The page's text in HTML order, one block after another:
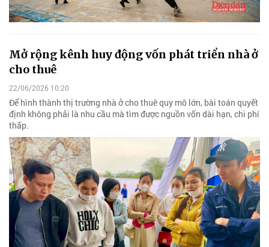
Mở rộng kênh huy động vốn phát triển nhà ở
cho thuê
22/06/2026 10:20
Để hình thành thị trường nhà ở cho thuê quy mô lớn, bài toán quyết
định không phải là nhu cầu mà tìm được nguồn vốn dài hạn, chi phí
thấp.